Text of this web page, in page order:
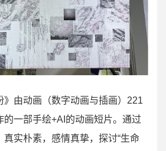
》由动画（数字动画与插画）221
的一部手绘+AI的动画短片。通过
真实朴素，感情真挚，探讨“生命